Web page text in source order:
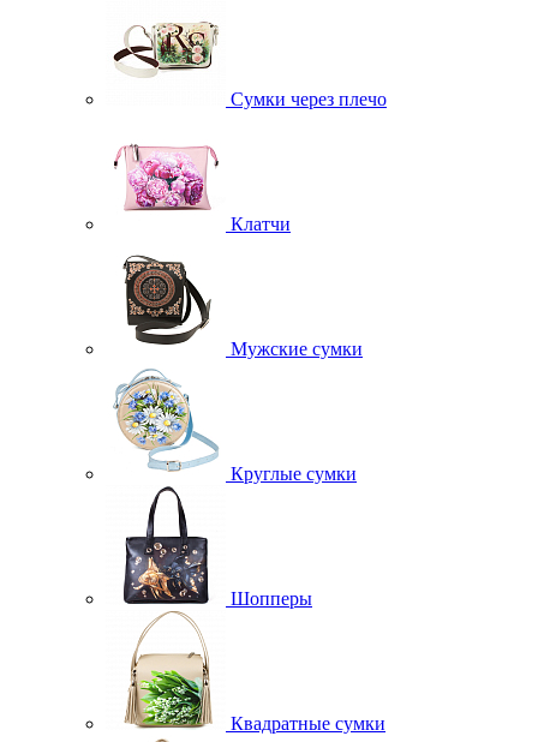
Сумки через плечо
Клатчи
Мужские сумки
Круглые сумки
Шопперы
Квадратные сумки